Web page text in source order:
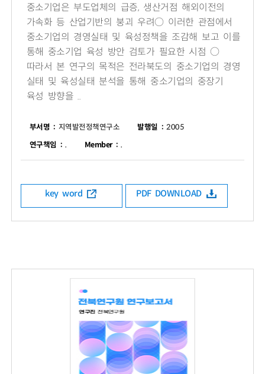
중소기업은 부도업체의 급증, 생산거점 해외이전의
가속화 등 산업기반의 붕괴 우려○ 이러한 관점에서
중소기업의 경영실태 및 육성정책을 조감해 보고 이를
통해 중소기업 육성 방안 검토가 필요한 시점 ○
따라서 본 연구의 목적은 전라북도의 중소기업의 경영
실태 및 육성실태 분석을 통해 중소기업의 중장기
육성 방향을 ..
부서명 : 지역발전정책연구소 발행일 : 2005
연구책임 : . Member : .
key word PDF DOWNLOAD